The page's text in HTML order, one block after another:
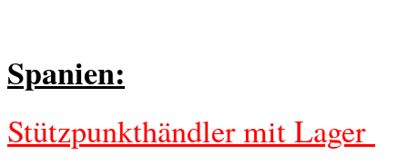
Spanien:
Stützpunkthändler mit Lager